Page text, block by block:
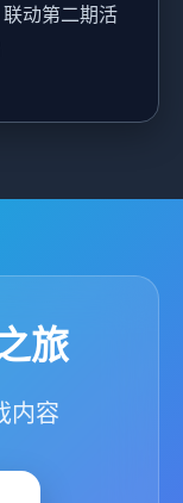
动第二期活
旅
内容